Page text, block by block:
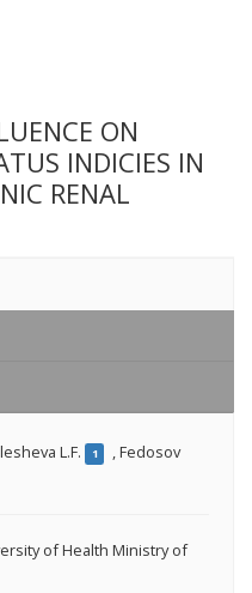
ON
INDICIES IN
RENAL
L.F. 1 ,Fedosov
of Health Ministry of